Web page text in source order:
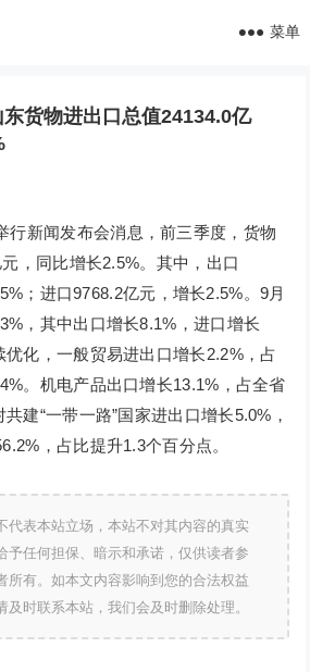
菜单
货物进出口总值24134.0亿
行新闻发布会消息，前三季度，货物
，同比增长2.5%。其中，出口
；进口9768.2亿元，增长2.5%。9月
，其中出口增长8.1%，进口增长
优化，一般贸易进出口增长2.2%，占
。机电产品出口增长13.1%，占全省
建“一带一路”国家进出口增长5.0%，
，占比提升1.3个百分点。
代表本站立场，本站不对其内容的真实
予任何担保、暗示和承诺，仅供读者参
所有。如本文内容影响到您的合法权益
及时联系本站，我们会及时删除处理。